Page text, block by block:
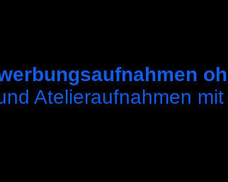
Atelieraufnahmen